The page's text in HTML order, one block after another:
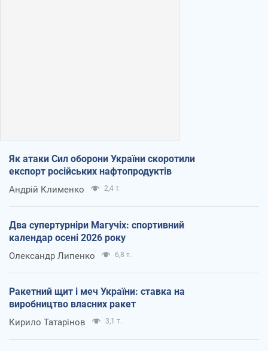
Як атаки Сил оборони України скоротили
експорт російських нафтопродуктів
Андрій Клименко 2,4 т.
Два супертурніри Магучіх: спортивний
календар осені 2026 року
Олександр Липенко 6,8 т.
Ракетний щит і меч України: ставка на
виробництво власних ракет
Кирило Татарінов 3,1 т.